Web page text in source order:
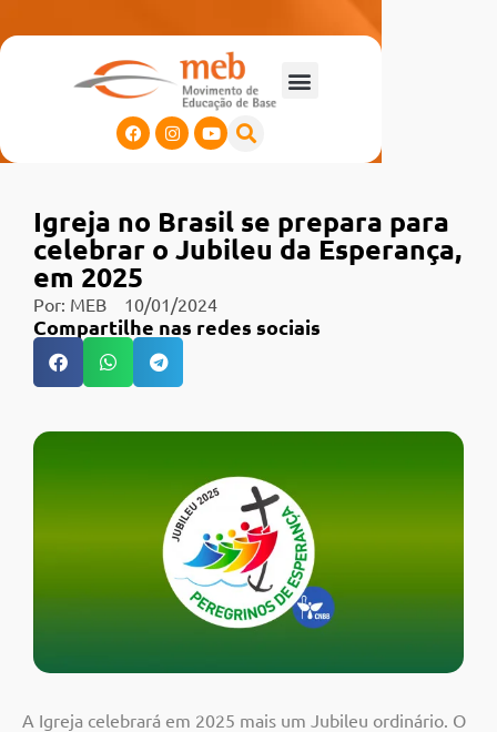
Igreja no Brasil se prepara para
celebrar o Jubileu da Esperança,
em 2025
Por: MEB 10/01/2024
Compartilhe nas redes sociais
A Igreja celebrará em 2025 mais um Jubileu ordinário. O